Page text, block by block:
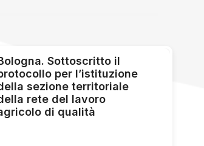
Sottoscritto il
per l’istituzione
sezione territoriale
rete del lavoro
di qualità